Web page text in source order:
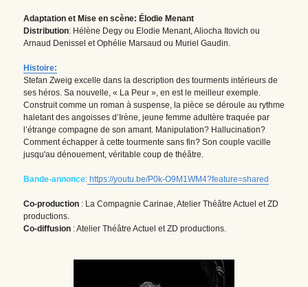
Adaptation et Mise en scène: Élodie Menant
Distribution: Hélène Degy ou Elodie Menant, Aliocha Itovich ou
Arnaud Denissel et Ophélie Marsaud ou Muriel Gaudin.
Histoire:
Stefan Zweig excelle dans la description des tourments intérieurs de
ses héros. Sa nouvelle, « La Peur », en est le meilleur exemple.
Construit comme un roman à suspense, la pièce se déroule au rythme
haletant des angoisses d’Irène, jeune femme adultère traquée par
l’étrange compagne de son amant. Manipulation? Hallucination?
Comment échapper à cette tourmente sans fin? Son couple vacille
jusqu'au dénouement, véritable coup de théâtre.
Bande-annonce: https://youtu.be/P0k-O9M1WM4?feature=shared
Co-production : La Compagnie Carinae, Atelier Théâtre Actuel et ZD
productions.
Co-diffusion : Atelier Théâtre Actuel et ZD productions.